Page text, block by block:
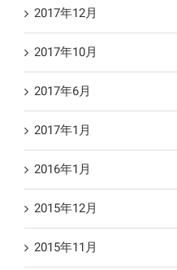
2017年12月
2017年10月
2017年6月
2017年1月
2016年1月
2015年12月
2015年11月